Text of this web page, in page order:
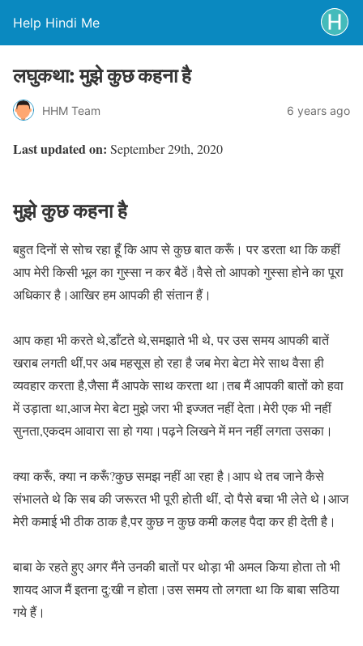
Help Hindi Me
लघुकथा: मुझे कुछ कहना है
HHM Team 6 years ago
Last updated on: September 29th, 2020
मुझे कुछ कहना है
बहुत दिनों से सोच रहा हूँ कि आप से कुछ बात करूँ। पर डरता था कि कहीं
आप मेरी किसी भूल का गुस्सा न कर बैठें।वैसे तो आपको गुस्सा होने का पूरा
अधिकार है।आखिर हम आपकी ही संतान हैं।
आप कहा भी करते थे,डाँटते थे,समझाते भी थे, पर उस समय आपकी बातें
खराब लगती थीं,पर अब महसूस हो रहा है जब मेरा बेटा मेरे साथ वैसा ही
व्यवहार करता है,जैसा मैं आपके साथ करता था।तब मैं आपकी बातों को हवा
में उड़ाता था,आज मेरा बेटा मुझे जरा भी इज्जत नहीं देता।मेरी एक भी नहीं
सुनता,एकदम आवारा सा हो गया।पढ़ने लिखने में मन नहीं लगता उसका।
क्या करूँ, क्या न करूँ?कुछ समझ नहीं आ रहा है।आप थे तब जाने कैसे
संभालते थे कि सब की जरूरत भी पूरी होती थीं, दो पैसे बचा भी लेते थे।आज
मेरी कमाई भी ठीक ठाक है,पर कुछ न कुछ कमी कलह पैदा कर ही देती है।
बाबा के रहते हुए अगर मैंने उनकी बातों पर थोड़ा भी अमल किया होता तो भी
शायद आज मैं इतना दु:खी न होता।उस समय तो लगता था कि बाबा सठिया
गये हैं।